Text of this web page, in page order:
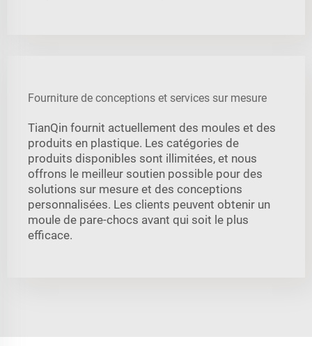
Fourniture de conceptions et services sur mesure
TianQin fournit actuellement des moules et des
produits en plastique. Les catégories de
produits disponibles sont illimitées, et nous
offrons le meilleur soutien possible pour des
solutions sur mesure et des conceptions
personnalisées. Les clients peuvent obtenir un
moule de pare-chocs avant qui soit le plus
efficace.